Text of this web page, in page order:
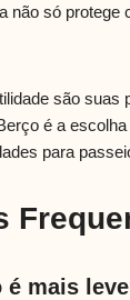
não só protege
são suas
é a
para
mais